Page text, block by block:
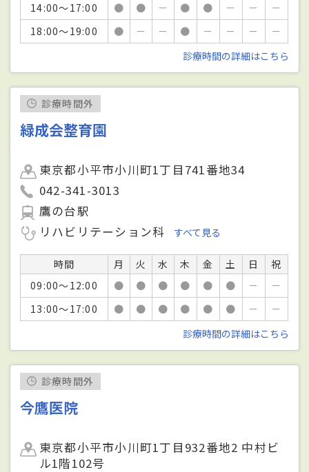
14:00～17:00
● ● － ● ● － －
－
18:00～19:00
● － － ● － － －
－
診療時間の詳細はこちら
診療時間外
緑成会整育園
東京都小平市小川町1丁目741番地34
042-341-3013
鷹の台駅
リハビリテーション科
すべて見る
時間 月 火 水 木 金 土 日
祝
09:00～12:00
● ● ● ● ● ● －
－
13:00～17:00
● ● ● ● ● ● －
－
診療時間の詳細はこちら
診療時間外
今鷹医院
東京都小平市小川町1丁目932番地2 中村ビ
ル1階102号